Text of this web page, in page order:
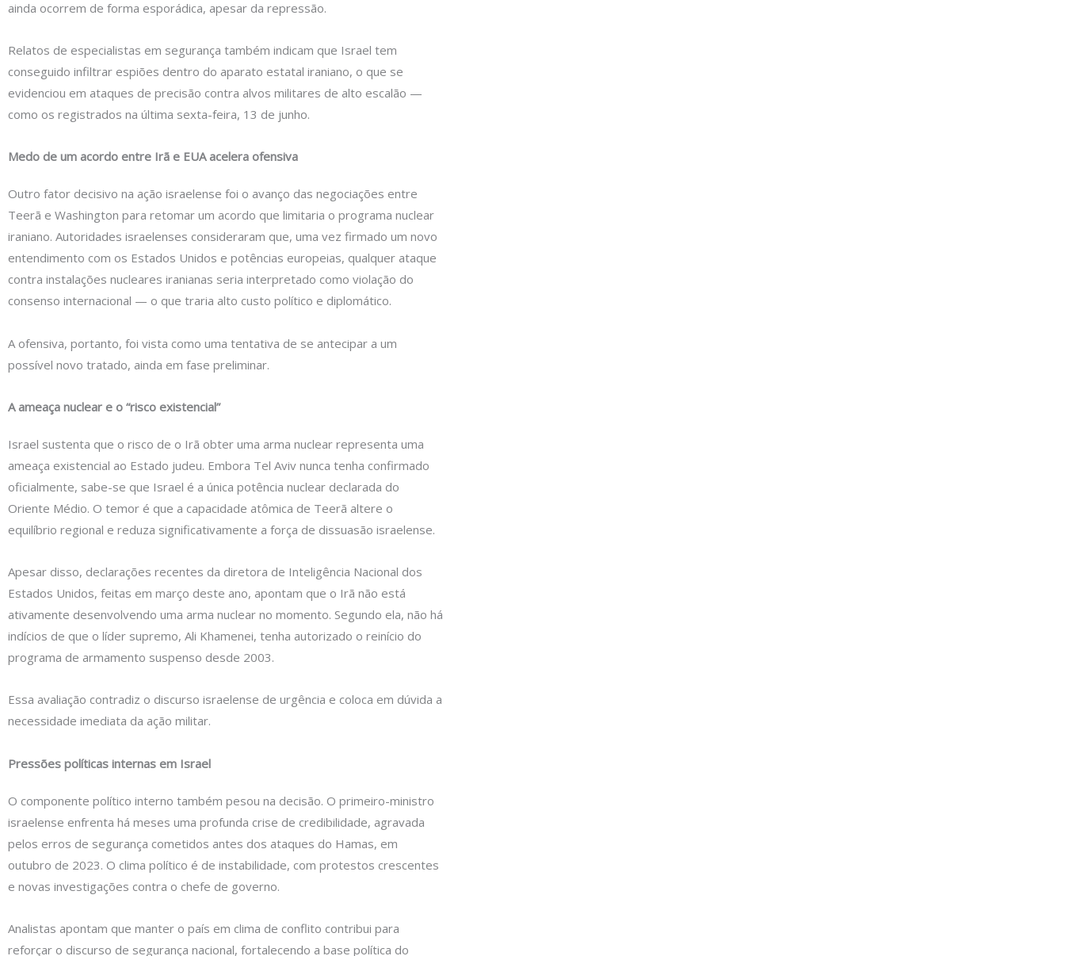
ainda ocorrem de forma esporádica, apesar da repressão.
Relatos de especialistas em segurança também indicam que Israel tem
conseguido infiltrar espiões dentro do aparato estatal iraniano, o que se
evidenciou em ataques de precisão contra alvos militares de alto escalão —
como os registrados na última sexta-feira, 13 de junho.
Medo de um acordo entre Irã e EUA acelera ofensiva
Outro fator decisivo na ação israelense foi o avanço das negociações entre
Teerã e Washington para retomar um acordo que limitaria o programa nuclear
iraniano. Autoridades israelenses consideraram que, uma vez firmado um novo
entendimento com os Estados Unidos e potências europeias, qualquer ataque
contra instalações nucleares iranianas seria interpretado como violação do
consenso internacional — o que traria alto custo político e diplomático.
A ofensiva, portanto, foi vista como uma tentativa de se antecipar a um
possível novo tratado, ainda em fase preliminar.
A ameaça nuclear e o “risco existencial”
Israel sustenta que o risco de o Irã obter uma arma nuclear representa uma
ameaça existencial ao Estado judeu. Embora Tel Aviv nunca tenha confirmado
oficialmente, sabe-se que Israel é a única potência nuclear declarada do
Oriente Médio. O temor é que a capacidade atômica de Teerã altere o
equilíbrio regional e reduza significativamente a força de dissuasão israelense.
Apesar disso, declarações recentes da diretora de Inteligência Nacional dos
Estados Unidos, feitas em março deste ano, apontam que o Irã não está
ativamente desenvolvendo uma arma nuclear no momento. Segundo ela, não há
indícios de que o líder supremo, Ali Khamenei, tenha autorizado o reinício do
programa de armamento suspenso desde 2003.
Essa avaliação contradiz o discurso israelense de urgência e coloca em dúvida a
necessidade imediata da ação militar.
Pressões políticas internas em Israel
O componente político interno também pesou na decisão. O primeiro-ministro
israelense enfrenta há meses uma profunda crise de credibilidade, agravada
pelos erros de segurança cometidos antes dos ataques do Hamas, em
outubro de 2023. O clima político é de instabilidade, com protestos crescentes
e novas investigações contra o chefe de governo.
Analistas apontam que manter o país em clima de conflito contribui para
reforçar o discurso de segurança nacional, fortalecendo a base política do